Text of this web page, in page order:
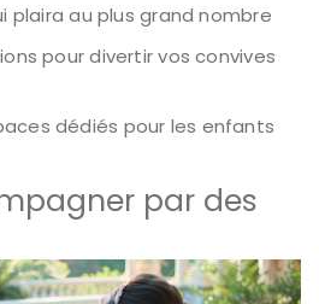
plaira au plus grand nombre
pour divertir vos convives
dédiés pour les enfants
par des